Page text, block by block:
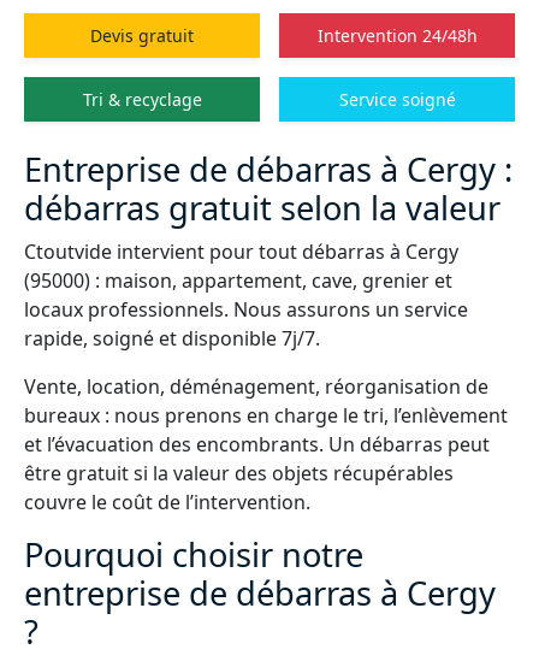
Devis gratuit Intervention 24/48h
Tri & recyclage Service soigné
Entreprise de débarras à Cergy :
débarras gratuit selon la valeur
Ctoutvide intervient pour tout débarras à Cergy
(95000) : maison, appartement, cave, grenier et
locaux professionnels. Nous assurons un service
rapide, soigné et disponible 7j/7.
Vente, location, déménagement, réorganisation de
bureaux : nous prenons en charge le tri, l’enlèvement
et l’évacuation des encombrants. Un débarras peut
être gratuit si la valeur des objets récupérables
couvre le coût de l’intervention.
Pourquoi choisir notre
entreprise de débarras à Cergy
?